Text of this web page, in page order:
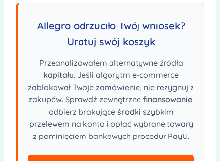
Allegro odrzuciło Twój wniosek?
Uratuj swój koszyk
Przeanalizowałem alternatywne źródła
kapitału. Jeśli algorytm e-commerce
zablokował Twoje zamówienie, nie rezygnuj z
zakupów. Sprawdź zewnętrzne finansowanie,
odbierz brakujące środki szybkim
przelewem na konto i opłać wybrane towary
z pominięciem bankowych procedur PayU.